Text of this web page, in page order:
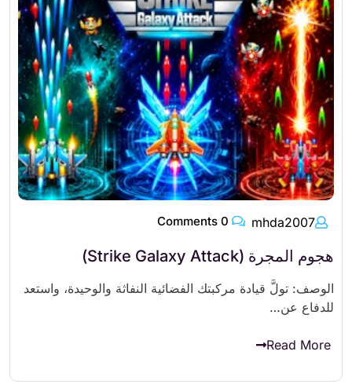
mhda2007
هجوم المجرة (Strike Galaxy Attack)
الوصف: تولَّ قيادة مركبتك الفضائية النفاثة والوحيدة، واستعد
للدفاع عن…
Read More